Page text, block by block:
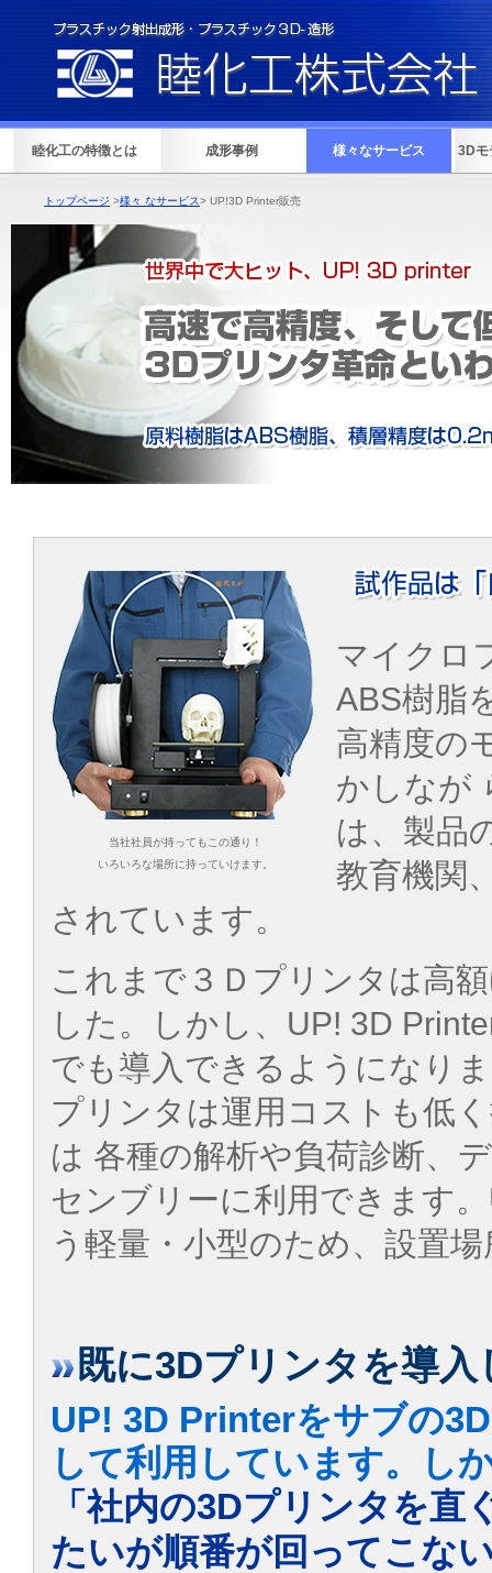
睦化工の特徴とは 成形事例 様々なサービス 3Dモ
トップページ >様々 なサービス> UP!3D Printer販売
当社社員が持ってもこの通り！
いろいろな場所に持っていけます。
マイクロ
ABS樹脂
高精度の
かしなが
は、製品
教育機関
されています。
これまで３Ｄプリンタは高
した。しかし、UP! 3D
でも導入できるようになり
プリンタは運用コストも低
は 各種の解析や負荷診断、
センブリーに利用できます
う軽量・小型のため、設置
既に3Dプリンタを導入
UP! 3D Printerをサブの
して利用しています。し
「社内の3Dプリンタを直
たいが順番が回ってこな